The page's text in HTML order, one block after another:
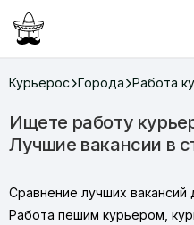
Курьерос Города Работа
Ищете работу
Лучшие вакансии в
Сравнение лучших
Работа пешим курьером,